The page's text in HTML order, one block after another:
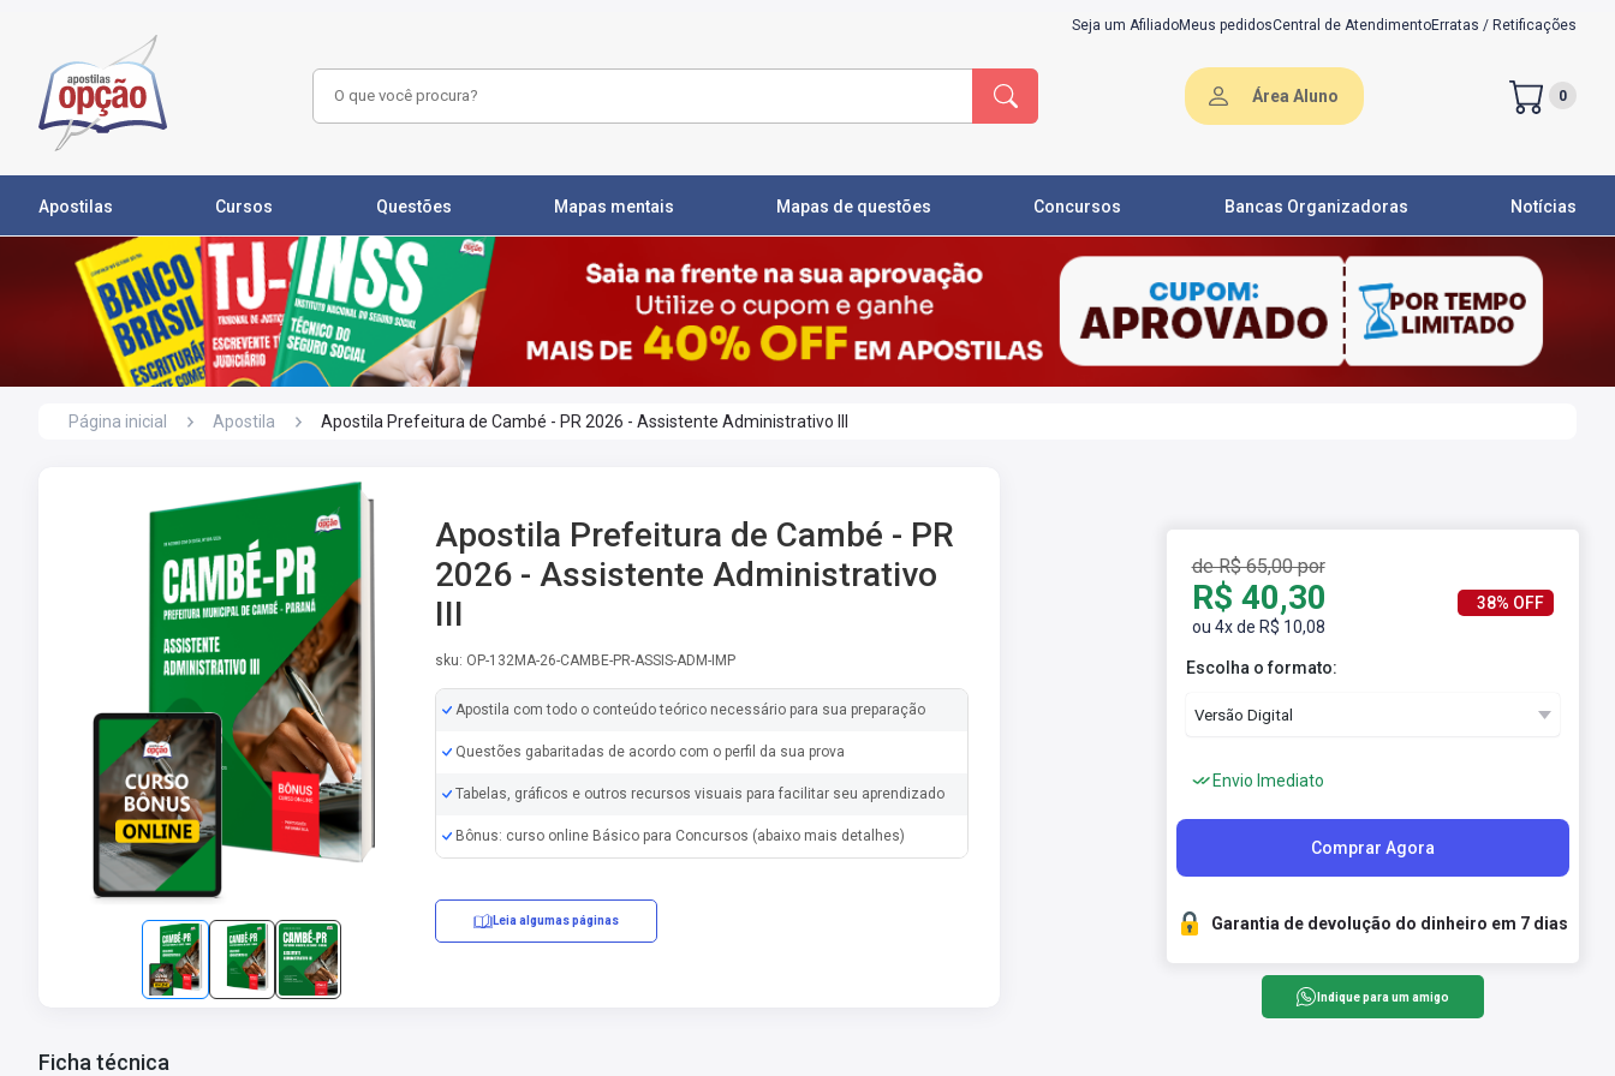
Seja um AfiliadoMeus pedidosCentral de AtendimentoErratas / Retificações
Área Aluno 0
Apostilas Cursos Questões Mapas mentais Mapas de questões Concursos Bancas Organizadoras Notícias
Página inicial Apostila Apostila Prefeitura de Cambé - PR 2026 - Assistente Administrativo III
Apostila Prefeitura de Cambé - PR
2026 - Assistente Administrativo
III
sku: OP-132MA-26-CAMBE-PR-ASSIS-ADM-IMP
Apostila com todo o conteúdo teórico necessário para sua preparação
Questões gabaritadas de acordo com o perfil da sua prova
Tabelas, gráficos e outros recursos visuais para facilitar seu aprendizado
Bônus: curso online Básico para Concursos (abaixo mais detalhes)
Leia algumas páginas
Ficha técnica
de R$ 65,00 por
R$ 40,30
ou 4x de R$ 10,08
38% OFF
Escolha o formato:
Envio Imediato
Comprar Agora
Garantia de devolução do dinheiro em 7 dias
Indique para um amigo